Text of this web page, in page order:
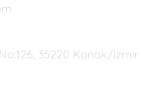
35220 Konak/İzmir